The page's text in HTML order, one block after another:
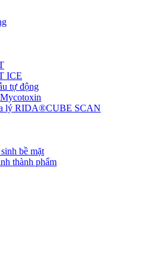
ICE
tự động
lý RIDA®CUBE SCAN
bề mặt
thành phẩm